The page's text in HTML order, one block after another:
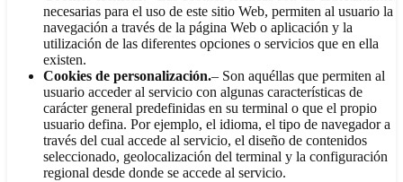
necesarias para el uso de este sitio Web, permiten al usuario la
navegación a través de la página Web o aplicación y la
utilización de las diferentes opciones o servicios que en ella
existen.
Cookies de personalización.– Son aquéllas que permiten al
usuario acceder al servicio con algunas características de
carácter general predefinidas en su terminal o que el propio
usuario defina. Por ejemplo, el idioma, el tipo de navegador a
través del cual accede al servicio, el diseño de contenidos
seleccionado, geolocalización del terminal y la configuración
regional desde donde se accede al servicio.